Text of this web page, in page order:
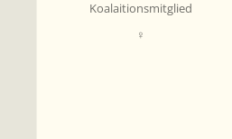
Koalaitionsmitglied
♀